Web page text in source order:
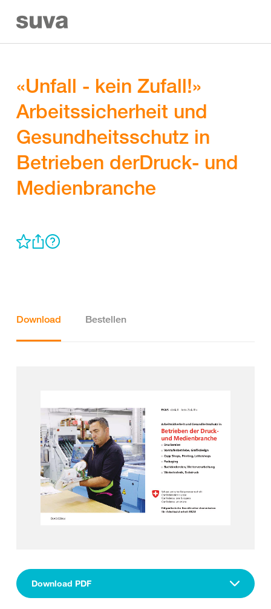
«Unfall - kein Zufall!»
Arbeitssicherheit und
Gesundheitsschutz in
Betrieben derDruck- und
Medienbranche
Download Bestellen
Download PDF